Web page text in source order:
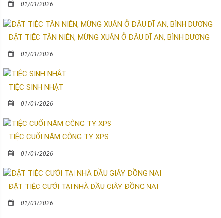
01/01/2026
ĐẶT TIỆC TÂN NIÊN, MỪNG XUÂN Ở ĐÂU DĨ AN, BÌNH DƯƠNG
01/01/2026
TIỆC SINH NHẬT
01/01/2026
TIỆC CUỐI NĂM CÔNG TY XPS
01/01/2026
ĐẶT TIỆC CƯỚI TẠI NHÀ DẦU GIÂY ĐỒNG NAI
01/01/2026